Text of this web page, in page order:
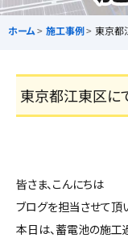
ホーム 施工事例 東京都
東京都江東区に
皆さま、こんにちは
ブログを担当させて頂
本日は、蓄電池の施工